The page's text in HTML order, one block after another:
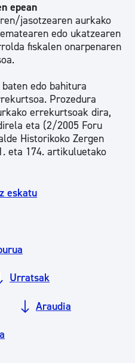
epean
jasotzearen aurkako
edo ukatzearen
fiskalen onarpenaren
edo bahitura
Prozedura
errekurtsoak dira,
eta (2/2005 Foru
Historikoko Zergen
eta 174. artikuluetako
eskatu
Urratsak
Araudia